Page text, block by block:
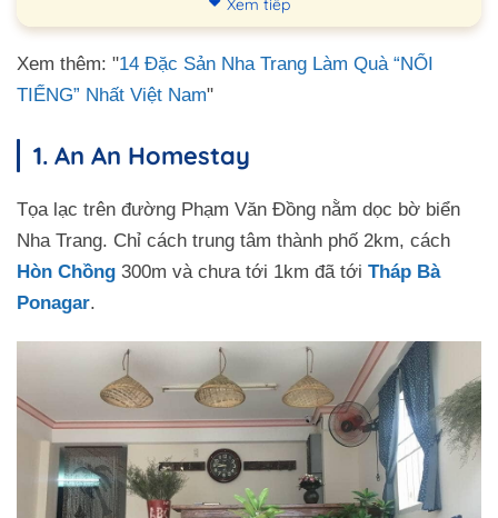
S: House Nha Trang
Coral House
Vani Home
Dreamland Homestay
TOM'S Coffee Homestay
Vivid Seaside Hotel – Homestay
Xem tiếp
Xem thêm: "14 Đặc Sản Nha Trang Làm Quà “NỔI
TIẾNG” Nhất Việt Nam"
1. An An Homestay
Tọa lạc trên đường Phạm Văn Đồng nằm dọc bờ biển
Nha Trang. Chỉ cách trung tâm thành phố 2km, cách
Hòn Chồng 300m và chưa tới 1km đã tới Tháp Bà
Ponagar.